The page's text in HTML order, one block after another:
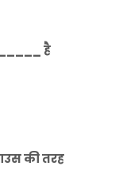
है
की तरह